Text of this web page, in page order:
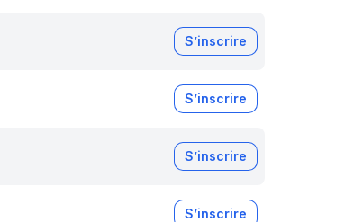
S’inscrire
S’inscrire
S’inscrire
S’inscrire